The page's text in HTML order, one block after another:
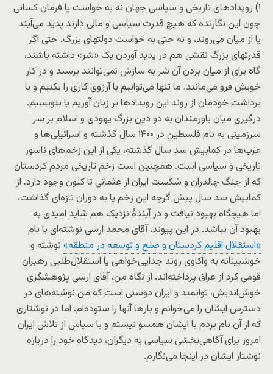
۱) رویدادهای تاریخی و سیاسی جهان نه به خواست یا فرمان کسانی
چون این نگارنده که هیچ قدرت سیاسی و مالی دارند پدید می‌آیند
یا از میان می‌روند، و نه حتی به خواست دولتهای بزرگ. حتی اگر
قدرتهای بزرگ نقشی هم در پدید آوردن یک «شر» داشته باشند،
گاه برای از میان بردن آن شر به سازش نمی‌توانند برسند و در کار
خویش فرو می‌مانند. ما تنها می‌توانیم یا آرزوی کاری را بکنیم و یا
برداشت خودمان از روند این رویدادها بر زبان آوریم یا بنویسیم.
درگیری میان باورمندان به دو دین بزرگ یهودی و اسلام بر سر
سرزمینی به نام فلسطین در ۱۴۰۰ سال گذشته و اسرائیلی‌ها و
عرب‌ها در کمابیش سد سال گذشته، یکی از این زخم‌های ناسور
تاریخی و سیاسی است. همچنین است زخم تاریخی مردم کردستان
که از جنگ چالدران و شکست ایران از عثمانی تا کنون وجود دارد. از
کمابیش سد سال پیش گرچه این زخم پا به دوران تازه‌ای گذاشت،
اما هیچگاه بهبود نیافت و در آیندۀ نزدیک هم شاید امیدی به
بهبود آن نباشد. در این پیوند، آقای محمد ارسی نوشته‌ای با نام
«استقلال اقلیم کردستان و صلح و توسعه در منطقه» نوشته و
خوشبینانه به واکاوی روند جدایی‌خواهی یا استقلال‌طلبی رهبران
قومی کرد از عراق پرداخته‌اند. از نگاه من، آقای ارسی پژوهشگری
خوش‌اندیش، توانمند و ایران دوستی است که من نوشته‌های در
دسترس ایشان را می‌خوانم و بارها آنها را ستوده‌ام. اما در نوشتاری
که از آن نام بردم با ایشان همسو نیستم و با سپاس از تلاش ایران
امروز برای آگاهی‌بخشی سیاسی به دیگران، دیدگاه خود را درباره
نوشتار ایشان در اینجا می‌نگارم.